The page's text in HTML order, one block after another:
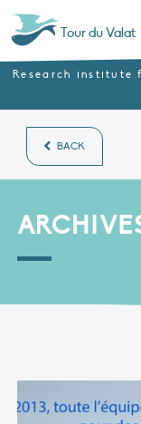
Tour du Valat
Research institute
BACK